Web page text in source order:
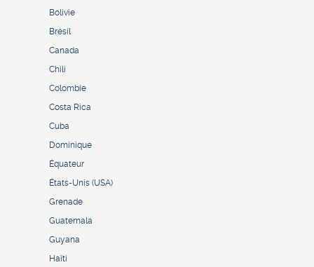
Bolivie
Brésil
Canada
Chili
Colombie
Costa Rica
Cuba
Dominique
Équateur
États-Unis (USA)
Grenade
Guatemala
Guyana
Haïti